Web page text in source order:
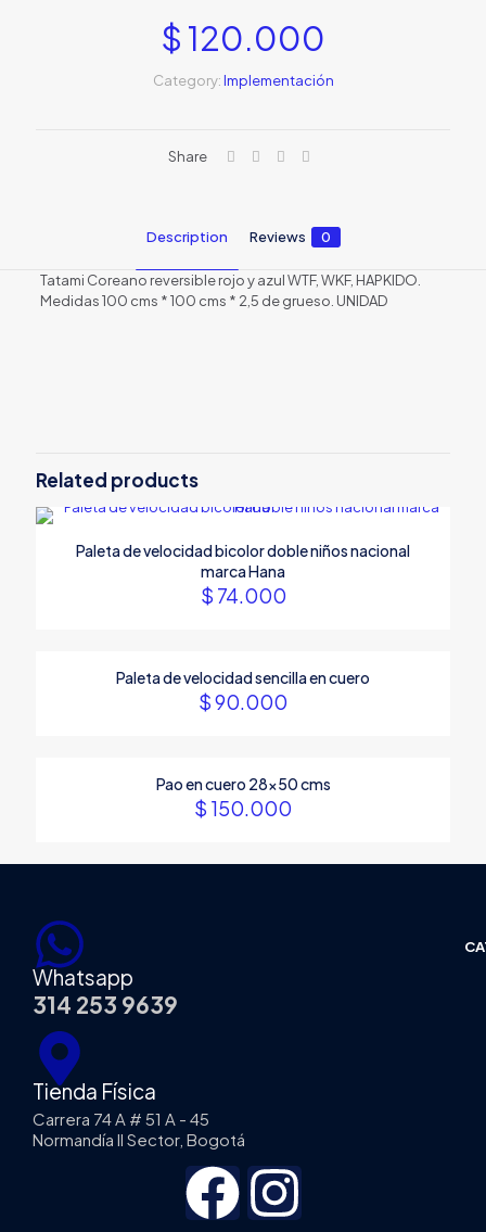
$ 120.000
Category:Implementación
Share
Description Reviews 0
Tatami Coreano reversible rojo y azul WTF, WKF, HAPKIDO.
Medidas 100 cms * 100 cms * 2,5 de grueso. UNIDAD
Coreano reversible rojo y azul”
Tu dirección de correo electrónico no será publicada. Los
Guarda mi nombre, correo electrónico y web en este
navegador para la próxima vez que comente.
Related products
Paleta de velocidad bicolor doble niños nacional
marca Hana
$ 74.000
Paleta de velocidad sencilla en cuero
$90.000
Pao en cuero 28×50 cms
$ 150.000
Whatsapp
314 253 9639
Tienda Física
Carrera 74 A # 51 A - 45
Normandía II Sector, Bogotá